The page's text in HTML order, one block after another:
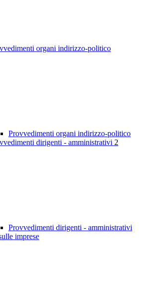
organi indirizzo-politico
Provvedimenti organi indirizzo-politico
dirigenti - amministrativi 2
Provvedimenti dirigenti - amministrativi
imprese